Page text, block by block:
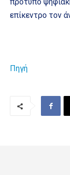
επίκεντρο τον
Πηγή